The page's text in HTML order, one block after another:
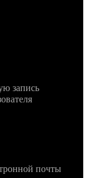
запись
почты